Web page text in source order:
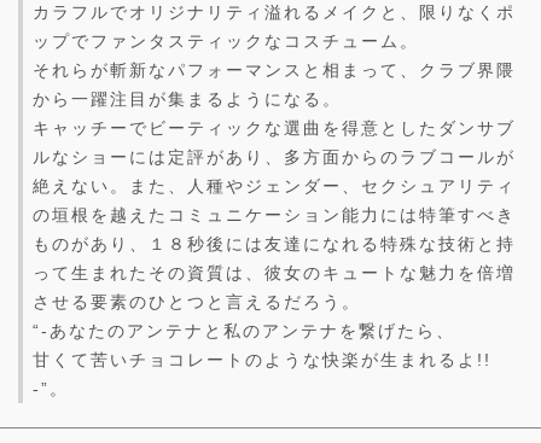
カラフルでオリジナリティ溢れるメイクと、限りなくポ
ップでファンタスティックなコスチューム。
それらが斬新なパフォーマンスと相まって、クラブ界隈
から一躍注目が集まるようになる。
キャッチーでビーティックな選曲を得意としたダンサブ
ルなショーには定評があり、多方面からのラブコールが
絶えない。また、人種やジェンダー、セクシュアリティ
の垣根を越えたコミュニケーション能力には特筆すべき
ものがあり、１８秒後には友達になれる特殊な技術と持
って生まれたその資質は、彼女のキュートな魅力を倍増
させる要素のひとつと言えるだろう。
“-あなたのアンテナと私のアンテナを繋げたら、
甘くて苦いチョコレートのような快楽が生まれるよ!!
-”。